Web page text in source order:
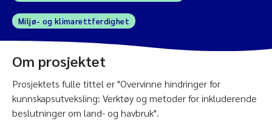
Miljø- og klimarettferdighet
Om prosjektet
Prosjektets fulle tittel er "Overvinne hindringer for
kunnskapsutveksling: Verktøy og metoder for inkluderende
beslutninger om land- og havbruk".